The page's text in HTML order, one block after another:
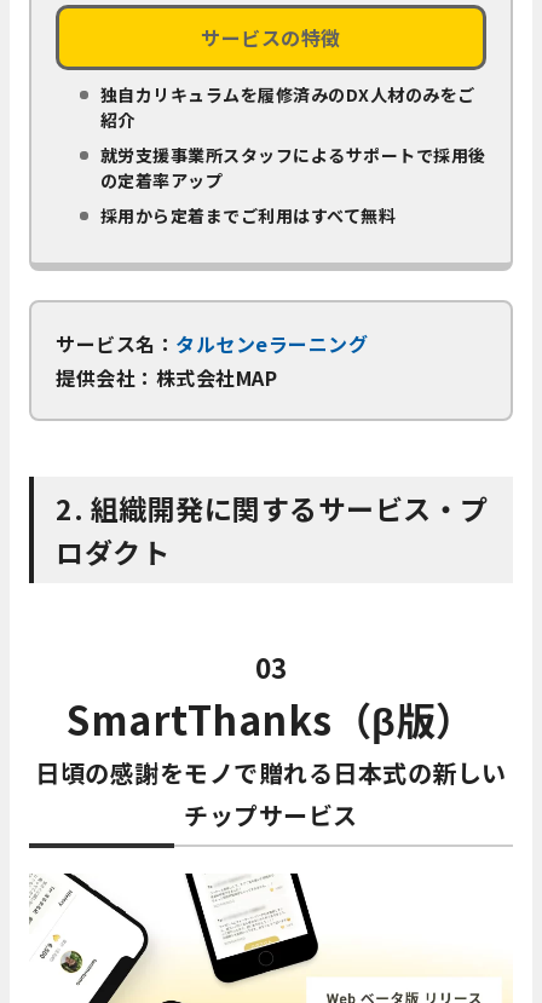
サービスの特徴
独自カリキュラムを履修済みのDX人材のみをご
紹介
就労支援事業所スタッフによるサポートで採用後
の定着率アップ
採用から定着までご利用はすべて無料
サービス名： タルセンeラーニング
提供会社：株式会社MAP
2. 組織開発に関するサービス・プ
ロダクト
03
SmartThanks（β版）
日頃の感謝をモノで贈れる日本式の新しい
チップサービス